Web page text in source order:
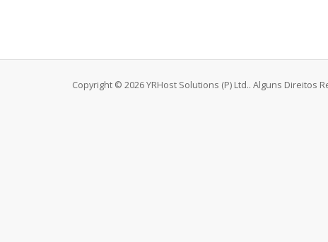
Copyright © 2026 YRHost Solutions (P) Ltd.. Alguns Direitos